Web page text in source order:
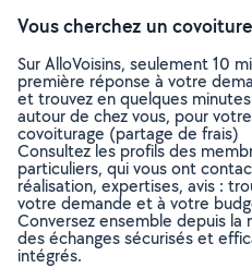
Vous cherchez un
Sur AlloVoisins, seulement 10
première réponse à votre
et trouvez en quelques
autour de chez vous, pour
covoiturage (partage de frais)
Consultez les profils des
particuliers, qui vous ont
réalisation, expertises, avis :
votre demande et à votre
Conversez ensemble depuis la
des échanges sécurisés et
intégrés.